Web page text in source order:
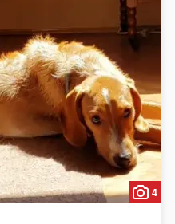
4